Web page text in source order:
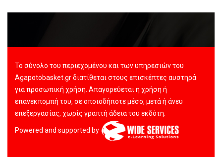
Το σύνολο του περιεχομένου και των υπηρεσιών του
Agapotobasket.gr διατίθεται στους επισκέπτες αυστηρά
για προσωπική χρήση. Απαγορεύεται η χρήση ή
επανεκπομπή του, σε οποιοδήποτε μέσο, μετά ή άνευ
επεξεργασίας, χωρίς γραπτή άδεια του εκδότη.
Powered and supported by